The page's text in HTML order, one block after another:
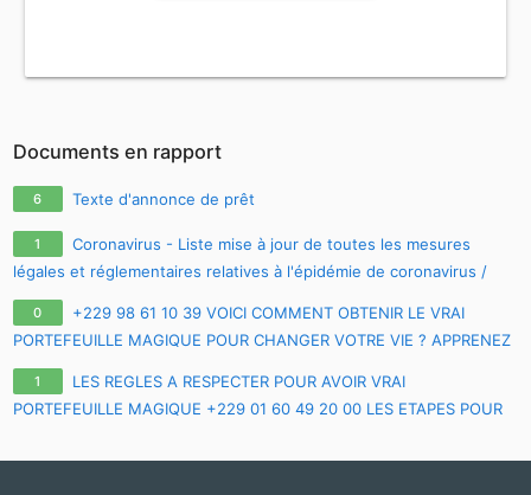
Documents en rapport
6 Texte d'annonce de prêt
1
Coronavirus - Liste mise à jour de toutes les mesures
légales et réglementaires relatives à l'épidémie de coronavirus /
covid-19 / sars-cov-2
0
+229 98 61 10 39 VOICI COMMENT OBTENIR LE VRAI
PORTEFEUILLE MAGIQUE POUR CHANGER VOTRE VIE ? APPRENEZ
TOUS LES SECRETS SUR LE VRAI PORTE-FEUILLE MAGIQUE EN
FRANCE EURO
1
LES REGLES A RESPECTER POUR AVOIR VRAI
PORTEFEUILLE MAGIQUE +229 01 60 49 20 00 LES ETAPES POUR